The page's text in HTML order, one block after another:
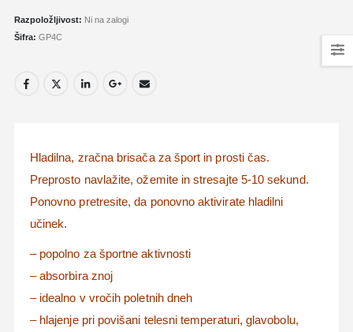
Razpoložljivost: Ni na zalogi
Šifra: GP4C
Hladilna, zračna brisača za šport in prosti čas.
Preprosto navlažite, ožemite in stresajte 5-10 sekund.
Ponovno pretresite, da ponovno aktivirate hladilni
učinek.
– popolno za športne aktivnosti
– absorbira znoj
– idealno v vročih poletnih dneh
– hlajenje pri povišani telesni temperaturi, glavobolu,